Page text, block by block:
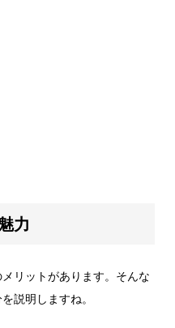
力
リットがあります。そんな
説明しますね。